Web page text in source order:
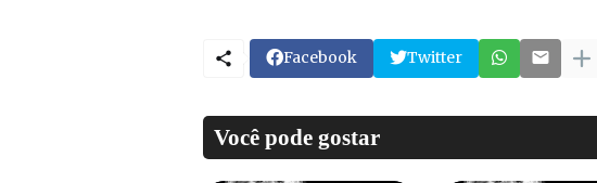
Facebook Twitter
Você pode gostar